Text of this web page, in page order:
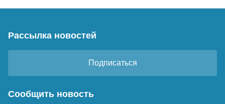
Рассылка новостей
Подписаться
Сообщить новость